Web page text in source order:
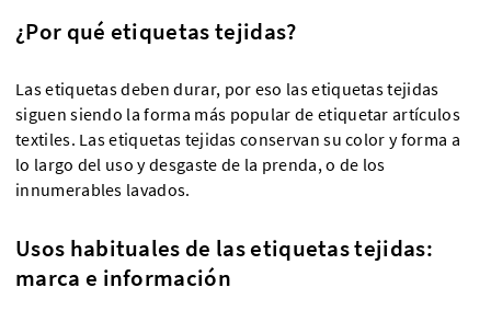
¿Por qué etiquetas tejidas?
Las etiquetas deben durar, por eso las etiquetas tejidas
siguen siendo la forma más popular de etiquetar artículos
textiles. Las etiquetas tejidas conservan su color y forma a
lo largo del uso y desgaste de la prenda, o de los
innumerables lavados.
Usos habituales de las etiquetas tejidas:
marca e información